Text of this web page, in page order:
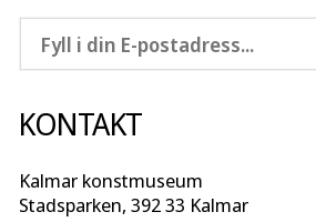
KONTAKT
Kalmar konstmuseum
Stadsparken, 392 33 Kalmar